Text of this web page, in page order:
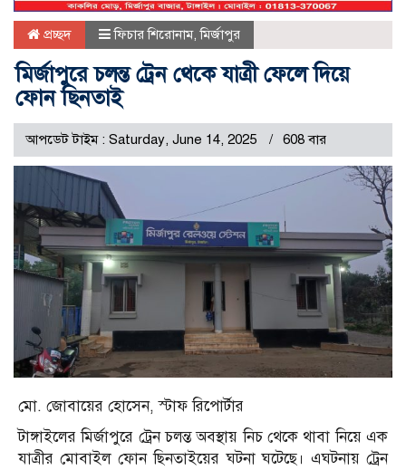
প্রচ্ছদ ফিচার শিরোনাম,মির্জাপুর
মির্জাপুরে চলন্ত ট্রেন থেকে যাত্রী ফেলে দিয়ে
ফোন ছিনতাই
আপডেট টাইম : Saturday, June 14, 2025 608 বার
মো. জোবায়ের হোসেন, স্টাফ রিপোর্টার
টাঙ্গাইলের মির্জাপুরে ট্রেন চলন্ত অবস্থায় নিচ থেকে থাবা নিয়ে এক
যাত্রীর মোবাইল ফোন ছিনতাইয়ের ঘটনা ঘটেছে। এঘটনায় ট্রেন